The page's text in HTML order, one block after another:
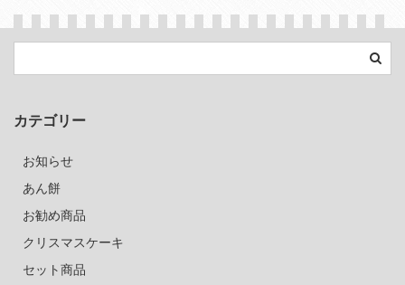
カテゴリー
お知らせ
あん餅
お勧め商品
クリスマスケーキ
セット商品